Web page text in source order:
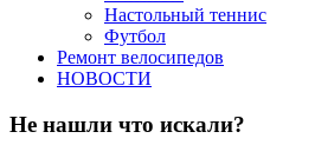
Настольный теннис
Футбол
Ремонт велосипедов
НОВОСТИ
Не нашли что искали?